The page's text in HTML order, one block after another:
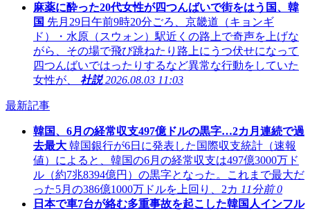
麻薬に酔った20代女性が四つんばいで街をはう国、韓
国 先月29日午前9時20分ごろ、京畿道（キョンギ
ド）・水原（スウォン）駅近くの路上で奇声を上げな
がら、その場で飛び跳ねたり路上にうつ伏せになって
四つんばいではったりするなど異常な行動をしていた
女性が、
社説 2026.08.03 11:03
最新記事
韓国、6月の経常収支497億ドルの黒字…2カ月連続で過
去最大 韓国銀行が6日に発表した国際収支統計（速報
値）によると、韓国の6月の経常収支は497億3000万ド
ル（約7兆8394億円）の黒字となった。これまで最大だ
った5月の386億1000万ドルを上回り、2カ 11分前 0
日本で車7台が絡む多重事故を起こした韓国人インフル